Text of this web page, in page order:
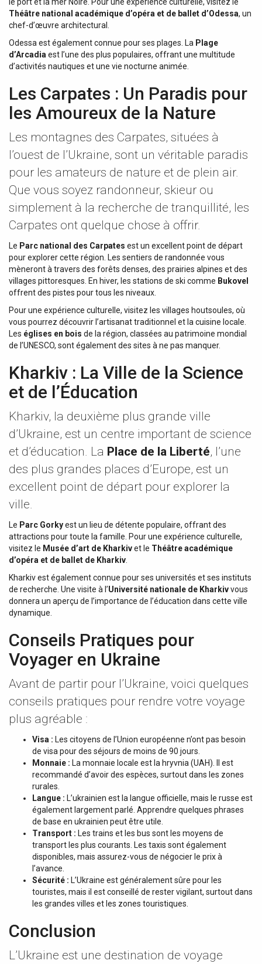
Théâtre national académique d’opéra et de ballet d’Odessa, un
chef-d’œuvre architectural.
Odessa est également connue pour ses plages. La Plage
d’Arcadia est l’une des plus populaires, offrant une multitude
d’activités nautiques et une vie nocturne animée.
Les Carpates : Un Paradis pour
les Amoureux de la Nature
Les montagnes des Carpates, situées à
l’ouest de l’Ukraine, sont un véritable paradis
pour les amateurs de nature et de plein air.
Que vous soyez randonneur, skieur ou
simplement à la recherche de tranquillité, les
Carpates ont quelque chose à offrir.
Le Parc national des Carpates est un excellent point de départ
pour explorer cette région. Les sentiers de randonnée vous
mèneront à travers des forêts denses, des prairies alpines et des
villages pittoresques. En hiver, les stations de ski comme Bukovel
offrent des pistes pour tous les niveaux.
Pour une expérience culturelle, visitez les villages houtsoules, où
vous pourrez découvrir l’artisanat traditionnel et la cuisine locale.
Les églises en bois de la région, classées au patrimoine mondial
de l’UNESCO, sont également des sites à ne pas manquer.
Kharkiv : La Ville de la Science
et de l’Éducation
Kharkiv, la deuxième plus grande ville
d’Ukraine, est un centre important de science
et d’éducation. La Place de la Liberté, l’une
des plus grandes places d’Europe, est un
excellent point de départ pour explorer la
ville.
Le Parc Gorkyest un lieu de détente populaire, offrant des
attractions pour toute la famille. Pour une expérience culturelle,
visitez le Musée d’art de Kharkivet le Théâtre académique
d’opéra et de ballet de Kharkiv
Kharkiv est également connue pour ses universités et ses instituts
de recherche. Une visite à l’Université nationale de Kharkivvous
donnera un aperçu de l’importance de l’éducation dans cette ville
dynamique.
Conseils Pratiques pour
Voyager en Ukraine
Avant de partir pour l’Ukraine, voici quelques
conseils pratiques pour rendre votre voyage
plus agréable :
Visa : Les citoyens de l’Union européenne n’ont pas besoin
de visa pour des séjours de moins de 90 jours.
Monnaie : La monnaie locale est la hryvnia (UAH). Il est
recommandé d’avoir des espèces, surtout dans les zones
rurales.
Langue : L’ukrainien est la langue officielle, mais le russe est
également largement parlé. Apprendre quelques phrases
de base en ukrainien peut être utile.
Transport : Les trains et les bus sont les moyens de
transport les plus courants. Les taxis sont également
disponibles, mais assurez-vous de négocier le prix à
l’avance.
Sécurité : L’Ukraine est généralement sûre pour les
touristes, mais il est conseillé de rester vigilant, surtout dans
les grandes villes et les zones touristiques.
Conclusion
L’Ukraine est une destination de voyage